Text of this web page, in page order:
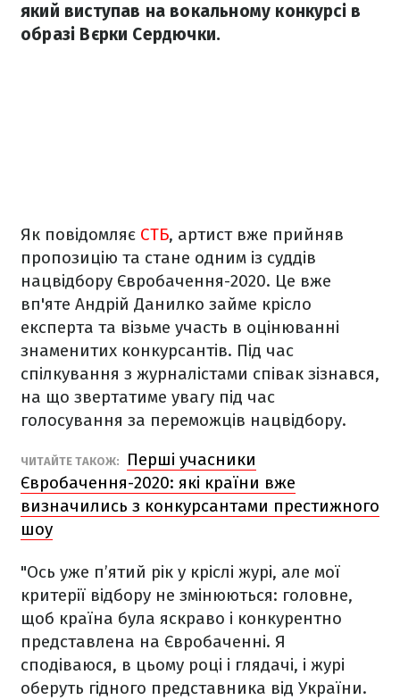
який виступав на вокальному конкурсі в
образі Вєрки Сердючки.
Як повідомляє СТБ, артист вже прийняв
пропозицію та стане одним із суддів
нацвідбору Євробачення-2020. Це вже
вп'яте Андрій Данилко займе крісло
експерта та візьме участь в оцінюванні
знаменитих конкурсантів. Під час
спілкування з журналістами співак зізнався,
на що звертатиме увагу під час
голосування за переможців нацвідбору.
ЧИТАЙТЕ ТАКОЖ:
Перші учасники
Євробачення-2020: які країни вже
визначились з конкурсантами престижного
шоу
"Ось уже п’ятий рік у кріслі журі, але мої
критерії відбору не змінюються: головне,
щоб країна була яскраво і конкурентно
представлена ​​на Євробаченні. Я
сподіваюся, в цьому році і глядачі, і журі
оберуть гідного представника від України.